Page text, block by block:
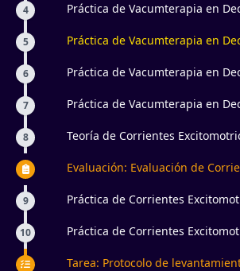
4
Práctica de Vacumterapia en
5
Práctica de Vacumterapia en
6
Práctica de Vacumterapia en
7
Práctica de Vacumterapia en
8 Teoría de Corrientes
Evaluación: Evaluación de
9
Práctica de Corrientes
10
Práctica de Corrientes
Tarea: Protocolo de